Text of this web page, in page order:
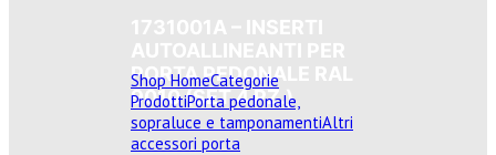
PORTA PEDONALE RAL
9010 (SET 4 PZ.)
Shop HomeCategorie
ProdottiPorta pedonale,
sopraluce e tamponamentiAltri
accessori porta